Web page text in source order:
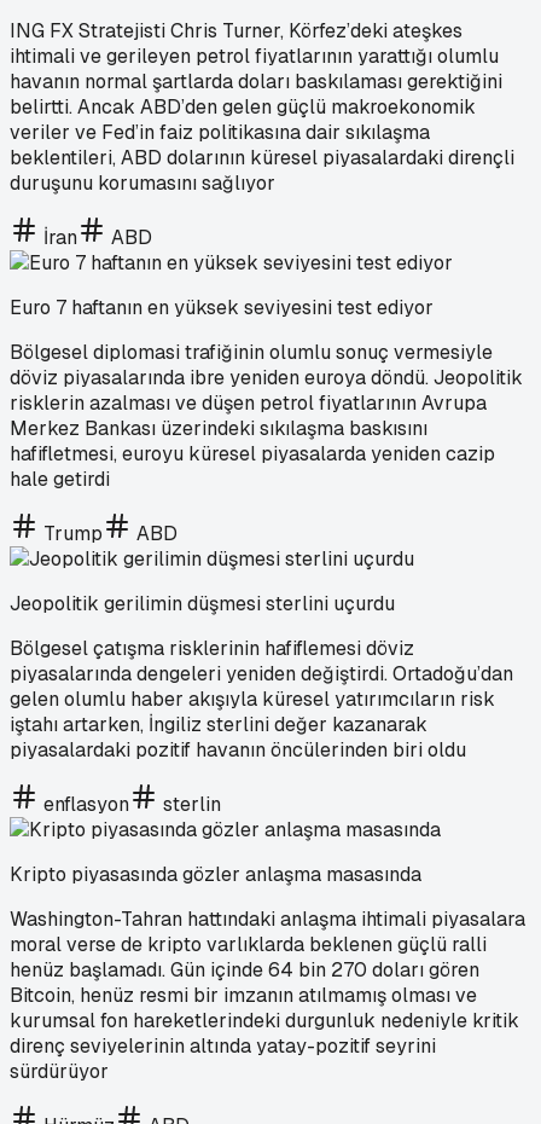
ING FX Stratejisti Chris Turner, Körfez’deki ateşkes
ihtimali ve gerileyen petrol fiyatlarının yarattığı olumlu
havanın normal şartlarda doları baskılaması gerektiğini
belirtti. Ancak ABD’den gelen güçlü makroekonomik
veriler ve Fed’in faiz politikasına dair sıkılaşma
beklentileri, ABD dolarının küresel piyasalardaki dirençli
duruşunu korumasını sağlıyor
İran ABD
Euro 7 haftanın en yüksek seviyesini test ediyor
Bölgesel diplomasi trafiğinin olumlu sonuç vermesiyle
döviz piyasalarında ibre yeniden euroya döndü. Jeopolitik
risklerin azalması ve düşen petrol fiyatlarının Avrupa
Merkez Bankası üzerindeki sıkılaşma baskısını
hafifletmesi, euroyu küresel piyasalarda yeniden cazip
hale getirdi
Trump ABD
Jeopolitik gerilimin düşmesi sterlini uçurdu
Bölgesel çatışma risklerinin hafiflemesi döviz
piyasalarında dengeleri yeniden değiştirdi. Ortadoğu’dan
gelen olumlu haber akışıyla küresel yatırımcıların risk
iştahı artarken, İngiliz sterlini değer kazanarak
piyasalardaki pozitif havanın öncülerinden biri oldu
enflasyon sterlin
Kripto piyasasında gözler anlaşma masasında
Washington-Tahran hattındaki anlaşma ihtimali piyasalara
moral verse de kripto varlıklarda beklenen güçlü ralli
henüz başlamadı. Gün içinde 64 bin 270 doları gören
Bitcoin, henüz resmi bir imzanın atılmamış olması ve
kurumsal fon hareketlerindeki durgunluk nedeniyle kritik
direnç seviyelerinin altında yatay-pozitif seyrini
sürdürüyor